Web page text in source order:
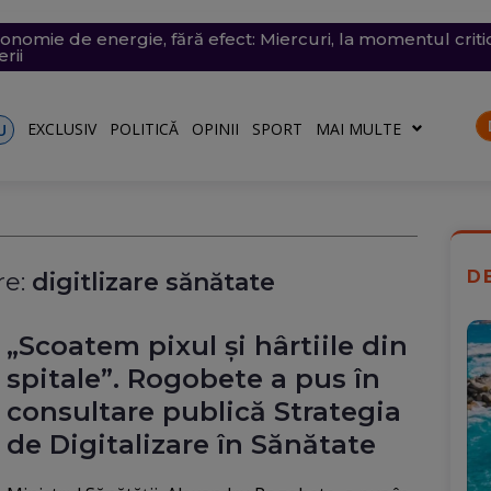
Transelectrica va putea deconecta marii
nu vor fi afectate
un nou apel pentru reducerea consumului de
o situație energetică de criză
de energie, fără efect: Miercuri, la momentul
exploziv a perturbat traficul pe aeroportul Leipzig, un
către Ucraina. Rusia, principalul suspect
într-un dosar de pornografie infantilă.
EXCLUSIV POLITICĂ OPINII SPORT MAI MULTE
digitlizare sănătate
„Scoatem pixul și hârtiile din
spitale”. Rogobete a pus în
consultare publică Strategia
de Digitalizare în Sănătate